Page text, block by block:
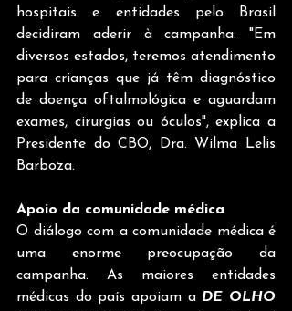
hospitais e entidades pelo Brasil
decidiram aderir à campanha. "Em
diversos estados, teremos atendimento
para crianças que já têm diagnóstico
de doença oftalmológica e aguardam
exames, cirurgias ou óculos", explica a
Presidente do CBO, Dra. Wilma Lelis
Barboza.
Apoio da comunidade médica
O diálogo com a comunidade médica é
uma enorme preocupação da
campanha. As maiores entidades
médicas do país apoiam a DE OLHO